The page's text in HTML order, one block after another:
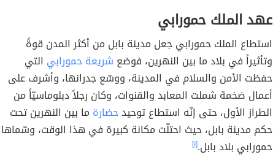
عهد الملك حمورابي
استطاع الملك حمورابي جعل مدينة بابل من أكثر المدن قوةً
وتأثيراً في بلاد ما بين النهرين، فوضع شريعة حمورابي التي
حفظت الأمن والسلام في المدينة، ووسّع جدرانها، وأشرف على
أعمال ضخمة شملت المعابد والقنوات، وكان رجلاً دبلوماسيّاً من
الطراز الأول، حتى إنّه استطاع توحيدحضارة ما بين النهرين تحت
حكم مدينة بابل، حيث احتلّت مكانة كبيرة في هذا الوقت، وسّماها
حمورابي بلاد بابل.[١]